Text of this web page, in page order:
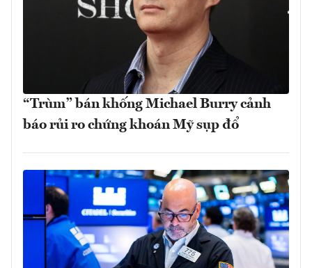
“Trùm” bán khống Michael Burry cảnh
báo rủi ro chứng khoán Mỹ sụp đổ